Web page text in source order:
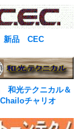
新品 CEC
和光テクニカル＆
Chailoチャリオ